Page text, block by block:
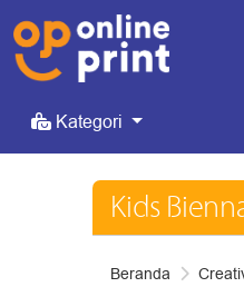
Kategori
Kategori
Kids
Beranda